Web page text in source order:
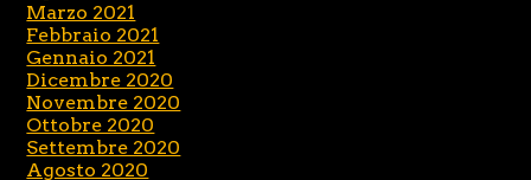
Marzo 2021
Febbraio 2021
Gennaio 2021
Dicembre 2020
Novembre 2020
Ottobre 2020
Settembre 2020
Agosto 2020